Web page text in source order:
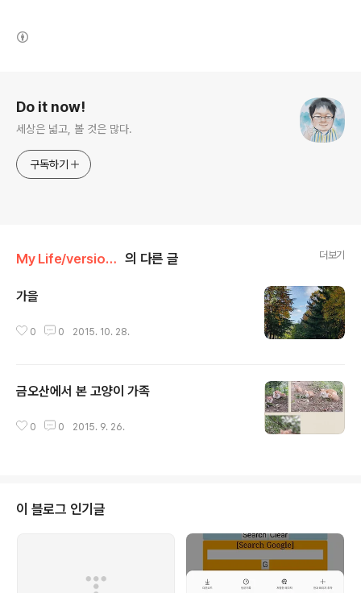
Do it now!
세상은 넓고, 볼 것은 많다.
구독하기
My Life/version 10 (2015) 의 다른 글 더보기
가을
0 0 2015. 10. 28.
금오산에서 본 고양이 가족
0 0 2015. 9. 26.
이 블로그 인기글